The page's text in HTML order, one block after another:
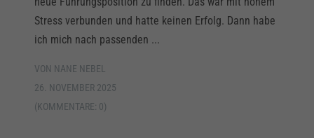
Stress verbunden und hatte keinen Erfolg. Dann habe
ich mich nach passenden ...
VON NANE NEBEL
26. NOVEMBER 2025
(KOMMENTARE: 0)